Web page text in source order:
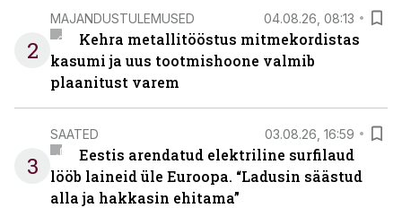
2
MAJANDUSTULEMUSED 04.08.26, 08:13
Kehra metallitööstus mitmekordistas
kasumi ja uus tootmishoone valmib
plaanitust varem
3
SAATED 03.08.26, 16:59
Eestis arendatud elektriline surfilaud
lööb laineid üle Euroopa. “Ladusin säästud
alla ja hakkasin ehitama”